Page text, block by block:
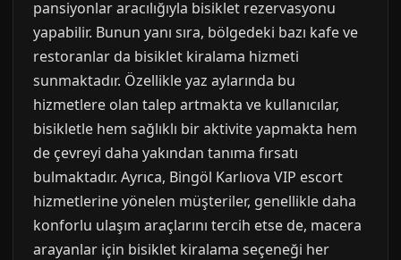
pansiyonlar aracılığıyla bisiklet rezervasyonu
yapabilir. Bunun yanı sıra, bölgedeki bazı kafe ve
restoranlar da bisiklet kiralama hizmeti
sunmaktadır. Özellikle yaz aylarında bu
hizmetlere olan talep artmakta ve kullanıcılar,
bisikletle hem sağlıklı bir aktivite yapmakta hem
de çevreyi daha yakından tanıma fırsatı
bulmaktadır. Ayrıca, Bingöl Karlıova VIP escort
hizmetlerine yönelen müşteriler, genellikle daha
konforlu ulaşım araçlarını tercih etse de, macera
arayanlar için bisiklet kiralama seçeneği her